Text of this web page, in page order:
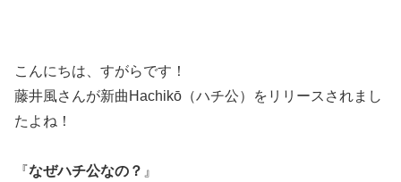
こんにちは、すがらです！
藤井風さんが新曲Hachikō（ハチ公）をリリースされまし
たよね！
『なぜハチ公なの？ 』